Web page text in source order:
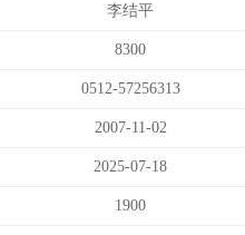
李结平
8300
0512-57256313
2007-11-02
2025-07-18
1900